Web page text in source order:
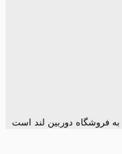
فروشگاه دوربین لند است